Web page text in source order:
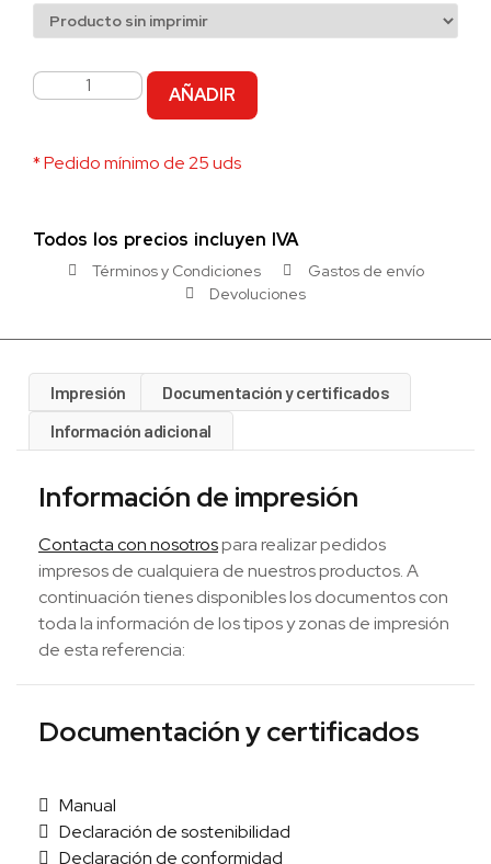
AÑADIR
* Pedido mínimo de 25 uds
Todos los precios incluyen IVA
Términos y Condiciones
Gastos de envío
Devoluciones
Impresión
Documentación y certificados
Información adicional
Información de impresión
Contacta con nosotrospara realizar pedidos
impresos de cualquiera de nuestros productos. A
continuación tienes disponibles los documentos con
toda la información de los tipos y zonas de impresión
de esta referencia:
Documentación y certificados
Manual
Declaración de sostenibilidad
Declaración de conformidad